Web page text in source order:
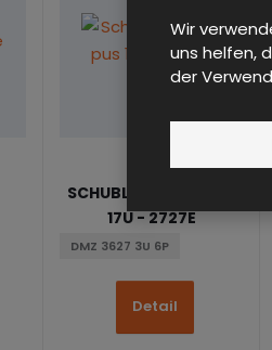
Wir
uns helfen,
der
SCHUBLADENKORPUS
17U - 2727E
DMZ 3627 3U 6P
Detail